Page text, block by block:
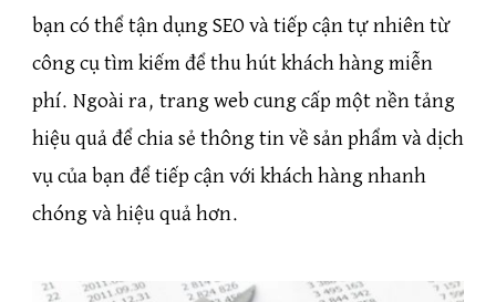
bạn có thể tận dụng SEO và tiếp cận tự nhiên từ
công cụ tìm kiếm để thu hút khách hàng miễn
phí. Ngoài ra, trang web cung cấp một nền tảng
hiệu quả để chia sẻ thông tin về sản phẩm và dịch
vụ của bạn để tiếp cận với khách hàng nhanh
chóng và hiệu quả hơn.